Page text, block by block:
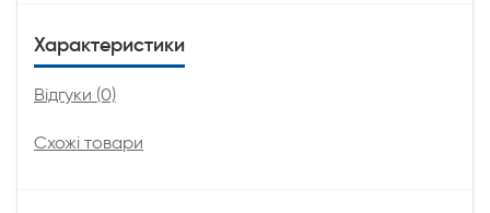
Характеристики
Відгуки (0)
Схожі товари